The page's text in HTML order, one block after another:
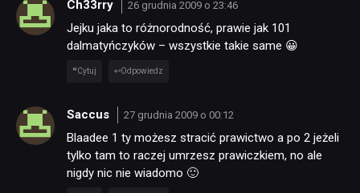
NEWSY
RECENZJE
Ch33rry 26 grudnia 2009 o 23:46
Jejku jaka to różnorodność, prawie jak 101
dalmatyńczyków – wszystkie takie same 😀
Cytuj Odpowiedz
Saccus 27 grudnia 2009 o 00:12
Blaadee 1 ty możesz stracić prawictwo a po 2 jeżeli
tylko tam to raczej umrzesz prawiczkiem, no ale
nigdy nic nie wiadomo 🙂